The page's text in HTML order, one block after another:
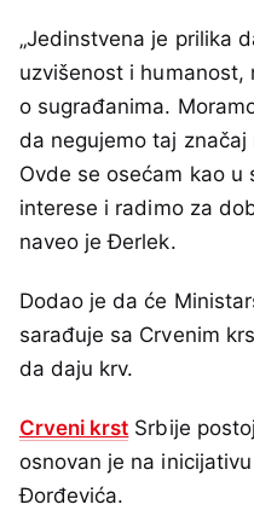
„Jedinstvena je prilika
uzvišenost i humanost,
o sugrađanima.
da negujemo taj
Ovde se osećam kao u
interese i radimo za
naveo je Đerlek.
Dodao je da će
sarađuje sa Crvenim
da daju krv.
Crveni krst Srbije
osnovan je na
Đorđevića.